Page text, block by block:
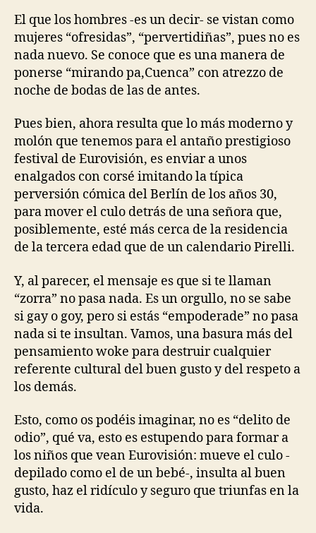
El que los hombres -es un decir- se vistan como
mujeres “ofresidas”, “pervertidiñas”, pues no es
nada nuevo. Se conoce que es una manera de
ponerse “mirando pa,Cuenca” con atrezzo de
noche de bodas de las de antes.
Pues bien, ahora resulta que lo más moderno y
molón que tenemos para el antaño prestigioso
festival de Eurovisión, es enviar a unos
enalgados con corsé imitando la típica
perversión cómica del Berlín de los años 30,
para mover el culo detrás de una señora que,
posiblemente, esté más cerca de la residencia
de la tercera edad que de un calendario Pirelli.
Y, al parecer, el mensaje es que si te llaman
“zorra” no pasa nada. Es un orgullo, no se sabe
si gay o goy, pero si estás “empoderade” no pasa
nada si te insultan. Vamos, una basura más del
pensamiento woke para destruir cualquier
referente cultural del buen gusto y del respeto a
los demás.
Esto, como os podéis imaginar, no es “delito de
odio”, qué va, esto es estupendo para formar a
los niños que vean Eurovisión: mueve el culo -
depilado como el de un bebé-, insulta al buen
gusto, haz el ridículo y seguro que triunfas en la
vida.